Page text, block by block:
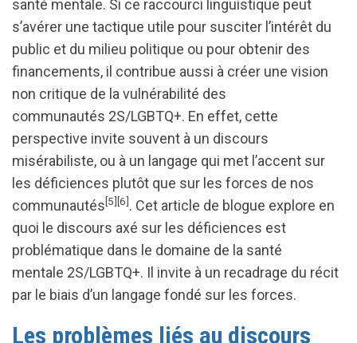
santé mentale. Si ce raccourci linguistique peut
s’avérer une tactique utile pour susciter l’intérêt du
public et du milieu politique ou pour obtenir des
financements, il contribue aussi à créer une vision
non critique de la vulnérabilité des
communautés 2S/LGBTQ+. En effet, cette
perspective invite souvent à un discours
misérabiliste, ou à un langage qui met l’accent sur
les déficiences plutôt que sur les forces de nos
communautés[5] [6]. Cet article de blogue explore en
quoi le discours axé sur les déficiences est
problématique dans le domaine de la santé
mentale 2S/LGBTQ+. Il invite à un recadrage du récit
par le biais d’un langage fondé sur les forces.
Les problèmes liés au discours